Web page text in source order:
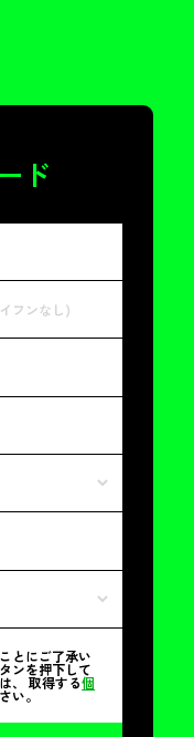
ド
とにご了承い
ンを押下して
、 取得する個
い。